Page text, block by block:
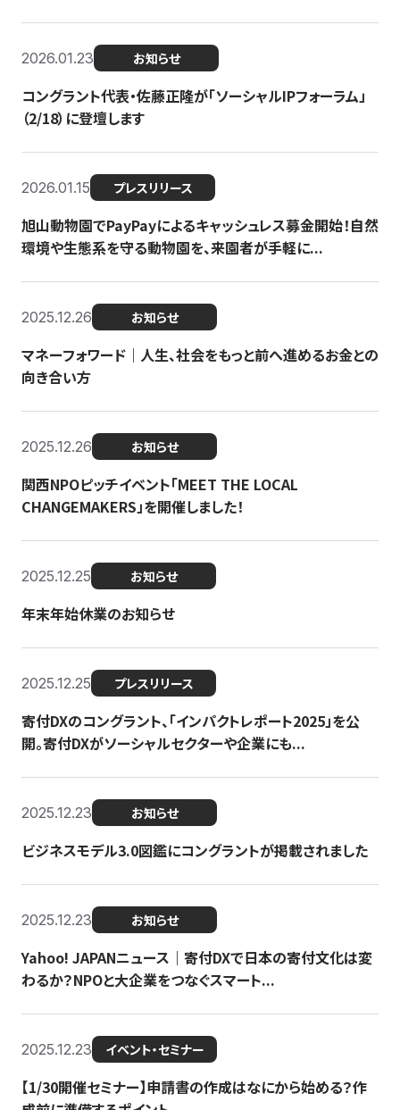
2026.01.23 お知らせ
コングラント代表・佐藤正隆が「ソーシャルIPフォーラム」
（2/18）に登壇します
2026.01.15 プレスリリース
旭山動物園でPayPayによるキャッシュレス募金開始！自然
環境や生態系を守る動物園を、来園者が手軽に...
2025.12.26 お知らせ
マネーフォワード｜人生、社会をもっと前へ進めるお金との
向き合い方
2025.12.26 お知らせ
関西NPOピッチイベント「MEET THE LOCAL
CHANGEMAKERS」を開催しました！
2025.12.25 お知らせ
年末年始休業のお知らせ
2025.12.25 プレスリリース
寄付DXのコングラント、「インパクトレポート2025」を公
開。寄付DXがソーシャルセクターや企業にも...
2025.12.23 お知らせ
ビジネスモデル3.0図鑑にコングラントが掲載されました
2025.12.23 お知らせ
Yahoo! JAPANニュース｜寄付DXで日本の寄付文化は変
わるか？NPOと大企業をつなぐスマート...
2025.12.23 イベント・セミナー
【1/30開催セミナー】申請書の作成はなにから始める？作